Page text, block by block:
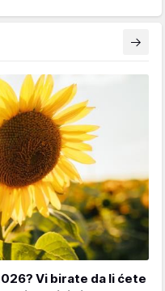
Vi birate da li ćete